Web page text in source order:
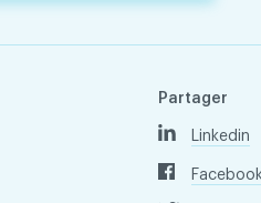
Partager
Linkedin